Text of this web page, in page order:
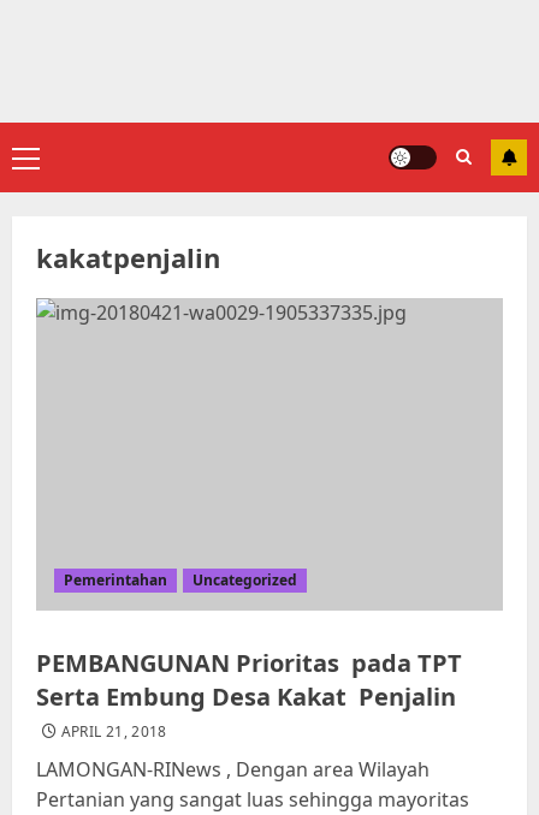
Primary
Menu
kakatpenjalin
Pemerintahan Uncategorized
PEMBANGUNAN Prioritas pada TPT
Serta Embung Desa Kakat Penjalin
APRIL 21, 2018
LAMONGAN-RINews , Dengan area Wilayah
Pertanian yang sangat luas sehingga mayoritas